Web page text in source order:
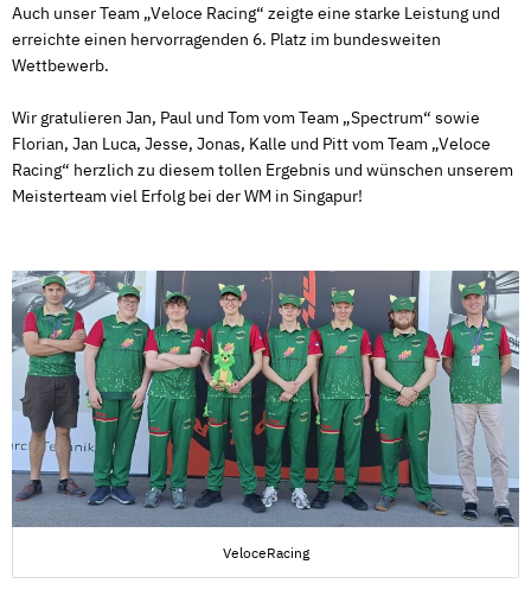
Auch unser Team „Veloce Racing“ zeigte eine starke Leistung und
erreichte einen hervorragenden 6. Platz im bundesweiten
Wettbewerb.
Wir gratulieren Jan, Paul und Tom vom Team „Spectrum“ sowie
Florian, Jan Luca, Jesse, Jonas, Kalle und Pitt vom Team „Veloce
Racing“ herzlich zu diesem tollen Ergebnis und wünschen unserem
Meisterteam viel Erfolg bei der WM in Singapur!
VeloceRacing